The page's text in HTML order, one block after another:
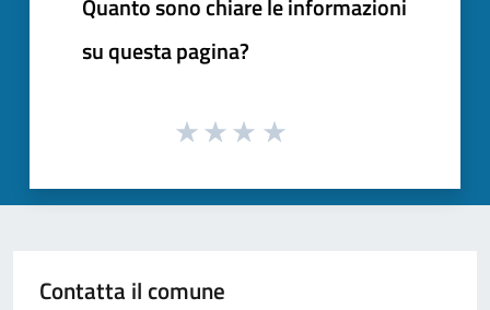
su questa pagina?
Contatta il comune